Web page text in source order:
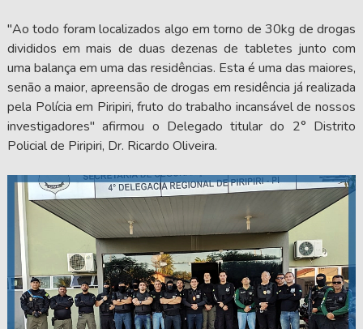
"Ao todo foram localizados algo em torno de 30kg de drogas
divididos em mais de duas dezenas de tabletes junto com
uma balança em uma das residências. Esta é uma das maiores,
senão a maior, apreensão de drogas em residência já realizada
pela Polícia em Piripiri, fruto do trabalho incansável de nossos
investigadores" afirmou o Delegado titular do 2° Distrito
Policial de Piripiri, Dr. Ricardo Oliveira.